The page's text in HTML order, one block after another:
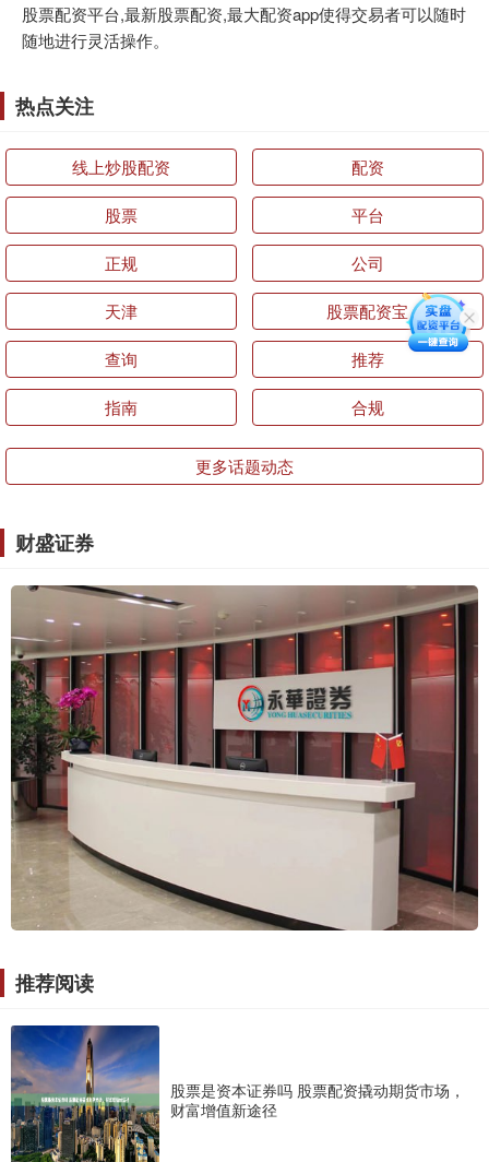
股票配资平台,最新股票配资,最大配资app使得交易者可以随时
随地进行灵活操作。
热点关注
线上炒股配资 配资
股票 平台
正规 公司
天津 股票配资宝
查询 推荐
指南 合规
更多话题动态
财盛证券
推荐阅读
股票是资本证券吗 股票配资撬动期货市场，
财富增值新途径